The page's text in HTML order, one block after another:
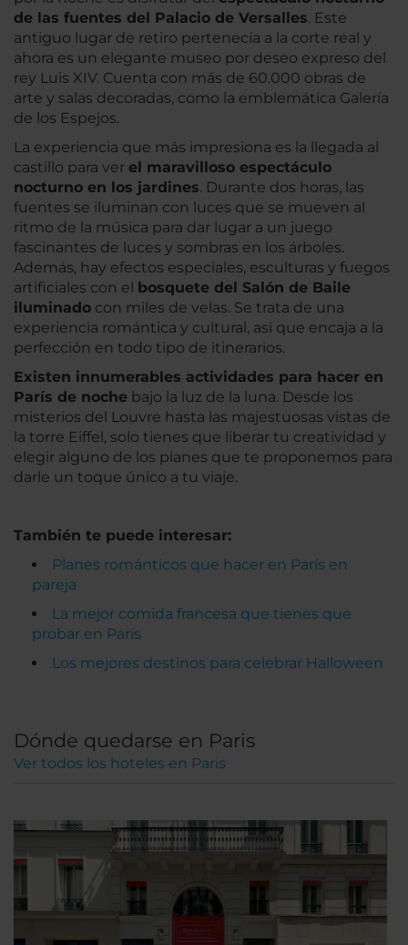
de las fuentes del Palacio de Versalles. Este
antiguo lugar de retiro pertenecía a la corte real y
ahora es un elegante museo por deseo expreso del
rey Luis XIV. Cuenta con más de 60.000 obras de
arte y salas decoradas, como la emblemática Galería
de los Espejos.
La experiencia que más impresiona es la llegada al
castillo para ver el maravilloso espectáculo
nocturno en los jardines. Durante dos horas, las
fuentes se iluminan con luces que se mueven al
ritmo de la música para dar lugar a un juego
fascinantes de luces y sombras en los árboles.
Además, hay efectos especiales, esculturas y fuegos
artificiales con el bosquete del Salón de Baile
iluminado con miles de velas. Se trata de una
experiencia romántica y cultural, así que encaja a la
perfección en todo tipo de itinerarios.
Existen innumerables actividades para hacer en
París de noche bajo la luz de la luna. Desde los
misterios del Louvre hasta las majestuosas vistas de
la torre Eiffel, solo tienes que liberar tu creatividad y
elegir alguno de los planes que te proponemos para
darle un toque único a tu viaje.
También te puede interesar:
Planes románticos que hacer en París en
pareja
La mejor comida francesa que tienes que
probar en París
Los mejores destinos para celebrar Halloween
Dónde quedarse en Paris
Ver todos los hoteles en Paris